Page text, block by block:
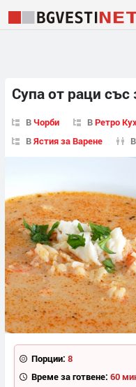
Супа от раци със
ВЧорби ВРетро
ВЯстия за Варене
Порции: 8
Време за готвене: 60